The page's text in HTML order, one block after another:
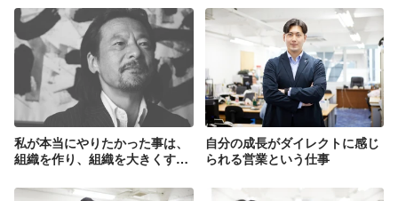
私が本当にやりたかった事は、
組織を作り、組織を大きくする
自分の成長がダイレクトに感じ
られる営業という仕事